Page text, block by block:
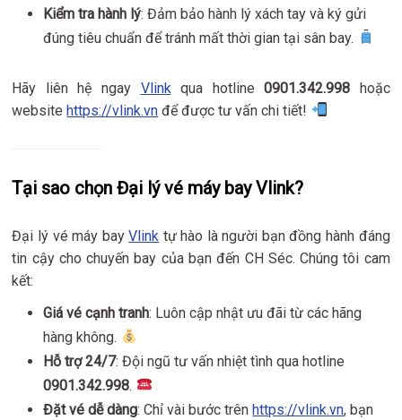
Kiểm tra hành lý: Đảm bảo hành lý xách tay và ký gửi
đúng tiêu chuẩn để tránh mất thời gian tại sân bay.
Hãy liên hệ ngay Vlinkqua hotline0901.342.998 hoặc
websitehttps://vlink.vn để được tư vấn chi tiết!
Tại sao chọn Đại lý vé máy bay Vlink?
Đại lý vé máy bayVlink tự hào là người bạn đồng hành đáng
tin cậy cho chuyến bay của bạn đến CH Séc. Chúng tôi cam
kết:
Giá vé cạnh tranh: Luôn cập nhật ưu đãi từ các hãng
hàng không.
Hỗ trợ 24/7: Đội ngũ tư vấn nhiệt tình qua hotline
0901.342.998.
Đặt vé dễ dàng: Chỉ vài bước trênhttps://vlink.vn, bạn